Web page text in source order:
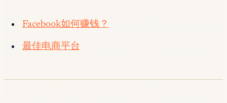
Facebook如何赚钱？
最佳电商平台